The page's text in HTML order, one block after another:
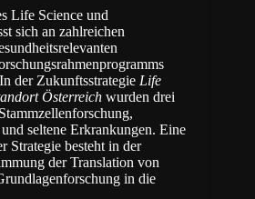
Life Science und
sich an zahlreichen
der Zukunftsstrategie Life
Österreich wurden drei
seltene Erkrankungen. Eine
Strategie besteht in der
der Translation von
in die